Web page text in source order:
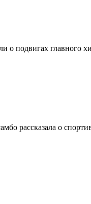
о подвигах главного
рассказала о